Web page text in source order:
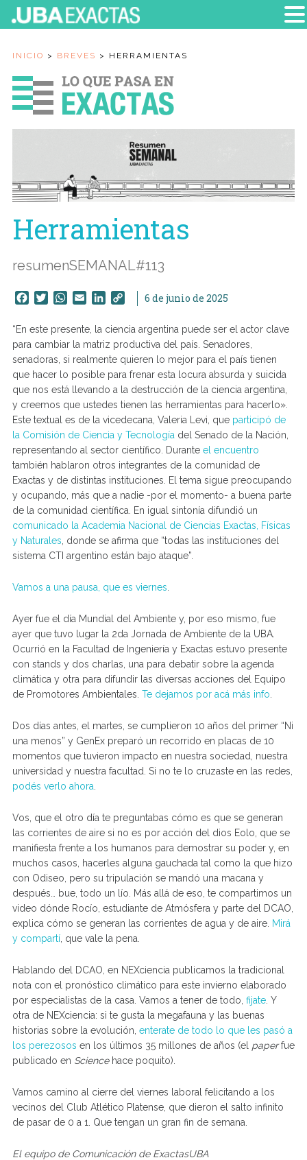
INICIO > BREVES > HERRAMIENTAS
Herramientas
resumenSEMANAL#113
Facebook
TwitterWhatsApp
EmailLinkedIn
Copy6 de junio de 2025
“En este presente, la ciencia argentina puede ser el actor clave
para cambiar la matriz productiva del país. Senadores,
senadoras, si realmente quieren lo mejor para el país tienen
que hacer lo posible para frenar esta locura absurda y suicida
que nos está llevando a la destrucción de la ciencia argentina,
y creemos que ustedes tienen las herramientas para hacerlo».
Este textual es de la vicedecana, Valeria Levi, que participó de
la Comisión de Ciencia y Tecnología del Senado de la Nación,
representando al sector científico. Durante el encuentro
también hablaron otros integrantes de la comunidad de
Exactas y de distintas instituciones. El tema sigue preocupando
y ocupando, más que a nadie -por el momento- a buena parte
de la comunidad científica. En igual sintonía difundió un
comunicado la Academia Nacional de Ciencias Exactas, Físicas
y Naturales , donde se afirma que “todas las instituciones del
sistema CTI argentino están bajo ataque”.
Vamos a una pausa, que es viernes
Ayer fue el día Mundial del Ambiente y, por eso mismo, fue
ayer que tuvo lugar la 2da Jornada de Ambiente de la UBA.
Ocurrió en la Facultad de Ingeniería y Exactas estuvo presente
con stands y dos charlas, una para debatir sobre la agenda
climática y otra para difundir las diversas acciones del Equipo
de Promotores Ambientales. Te dejamos por acá más info
Dos días antes, el martes, se cumplieron 10 años del primer “Ni
una menos” y GenEx preparó un recorrido en placas de 10
momentos que tuvieron impacto en nuestra sociedad, nuestra
universidad y nuestra facultad. Si no te lo cruzaste en las redes,
podés verlo ahora
Vos, que el otro día te preguntabas cómo es que se generan
las corrientes de aire si no es por acción del dios Eolo, que se
manifiesta frente a los humanos para demostrar su poder y, en
muchos casos, hacerles alguna gauchada tal como la que hizo
con Odiseo, pero su tripulación se mandó una macana y
después… bue, todo un lío. Más allá de eso, te compartimos un
video dónde Rocío, estudiante de Atmósfera y parte del DCAO,
explica cómo se generan las corrientes de agua y de aire. Mirá
y compartí, que vale la pena.
Hablando del DCAO, en NEXciencia publicamos la tradicional
nota con el pronóstico climático para este invierno elaborado
por especialistas de la casa. Vamos a tener de todo, fijate. Y
otra de NEXciencia: si te gusta la megafauna y las buenas
historias sobre la evolución, enterate de todo lo que les pasó a
los perezosos en los últimos 35 millones de años (el paperfue
publicado en Science hace poquito).
Vamos camino al cierre del viernes laboral felicitando a los
vecinos del Club Atlético Platense, que dieron el salto infinito
de pasar de 0 a 1. Que tengan un gran fin de semana.
El equipo de Comunicación de ExactasUBA